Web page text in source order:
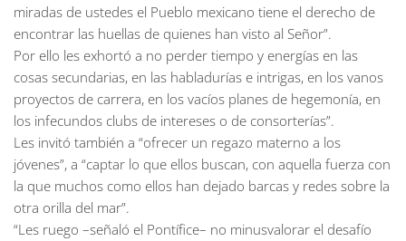
miradas de ustedes el Pueblo mexicano tiene el derecho de
encontrar las huellas de quienes han visto al Señor”.
Por ello les exhortó a no perder tiempo y energías en las
cosas secundarias, en las habladurías e intrigas, en los vanos
proyectos de carrera, en los vacíos planes de hegemonía, en
los infecundos clubs de intereses o de consorterías”.
Les invitó también a “ofrecer un regazo materno a los
jóvenes”, a “captar lo que ellos buscan, con aquella fuerza con
la que muchos como ellos han dejado barcas y redes sobre la
otra orilla del mar”.
“Les ruego –señaló el Pontífice– no minusvalorar el desafío